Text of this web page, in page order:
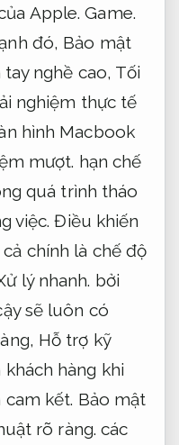
Apple.Game.
đó, Bảo mật
nghề cao, Tối
nghiệm thực tế
hình Macbook
mượt. hạn chế
quá trình tháo
việc. Điều khiến
chính là chế độ
lý nhanh. bởi
sẽ luôn có
Hỗ trợ kỹ
hàng khi
kết. Bảo mật
rõ ràng. các